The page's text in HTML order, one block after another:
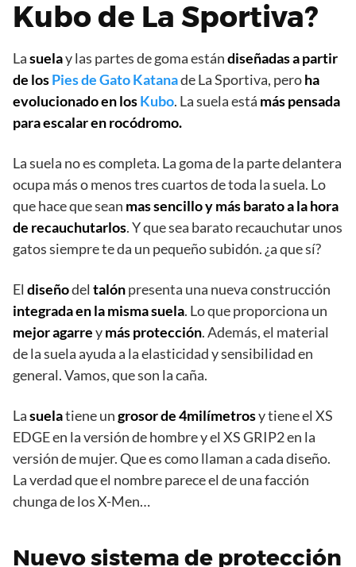
Kubo de La Sportiva?
Lasuelay las partes de goma estándiseñadas a partir
de losPies de Gato Katanade La Sportiva, peroha
evolucionado en losKubo. La suela está más pensada
para escalar en rocódromo.
La suela no es completa. La goma de la parte delantera
ocupa más o menos tres cuartos de toda la suela. Lo
que hace que sean mas sencillo y más barato a la hora
de recauchutarlos. Y que sea barato recauchutar unos
gatos siempre te da un pequeño subidón. ¿a que sí?
El diseñodel talónpresenta una nueva construcción
integrada en la misma suela. Lo que proporciona un
mejoragarreymásprotección. Además, el material
de la suela ayuda a la elasticidad y sensibilidad en
general. Vamos, que son la caña.
Lasuelatiene ungrosor de 4milímetrosy tiene el XS
EDGE en la versión de hombre y el XS GRIP2 en la
versión de mujer. Que es como llaman a cada diseño.
La verdad que el nombre parece el de una facción
chunga de los X-Men…
Nuevo sistema de protección